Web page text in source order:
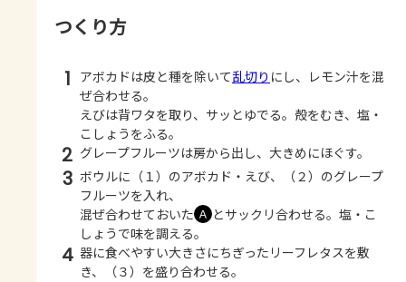
つくり方
1 アボカドは皮と種を除いて乱切り にし、レモン汁を混
ぜ合わせる。
えびは背ワタを取り、サッとゆでる。殻をむき、塩・
こしょうをふる。
2 グレープフルーツは房から出し、大きめにほぐす。
3 ボウルに（１）のアボカド・えび、（２）のグレープ
フルーツを入れ、
混ぜ合わせておいた Ａ とサックリ合わせる。塩・こ
しょうで味を調える。
4 器に食べやすい大きさにちぎったリーフレタスを敷
き、（３）を盛り合わせる。